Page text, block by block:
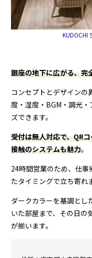
KUDOCHI
銀座の地下に広がる、完
コンセプトとデザインの
度・湿度・BGM・調光
ズできます。
受付は無人対応で、QR
接触のシステムも魅力。
24時間営業のため、仕
たタイミングで立ち寄れ
ダークカラーを基調とし
いた部屋まで、その日の
が揃います。